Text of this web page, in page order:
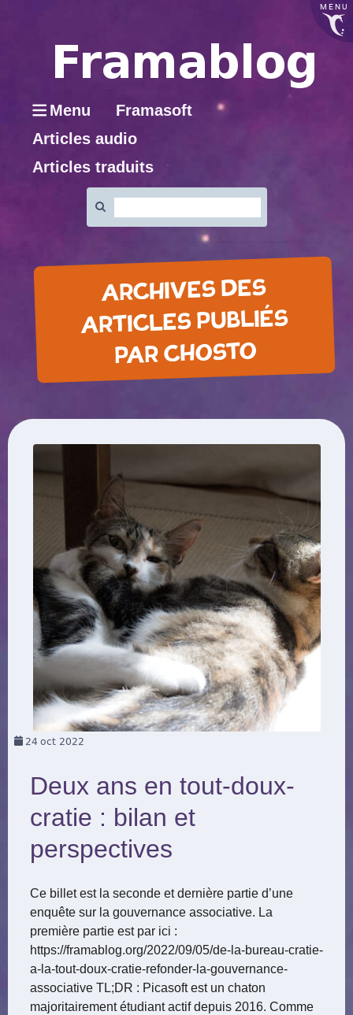
MENU
Menu
Framasoft
Articles audio
Articles traduits
:
ARCHIVES DES
ARTICLES PUBLIÉS
PAR CHOSTO
24oct 2022
Deux ans en tout-doux-
cratie : bilan et
perspectives
Ce billet est la seconde et dernière partie d’une
enquête sur la gouvernance associative. La
première partie est par ici :
https://framablog.org/2022/09/05/de-la-bureau-cratie-
a-la-tout-doux-cratie-refonder-la-gouvernance-
associative TL;DR : Picasoft est un chaton
majoritairement étudiant actif depuis 2016. Comme